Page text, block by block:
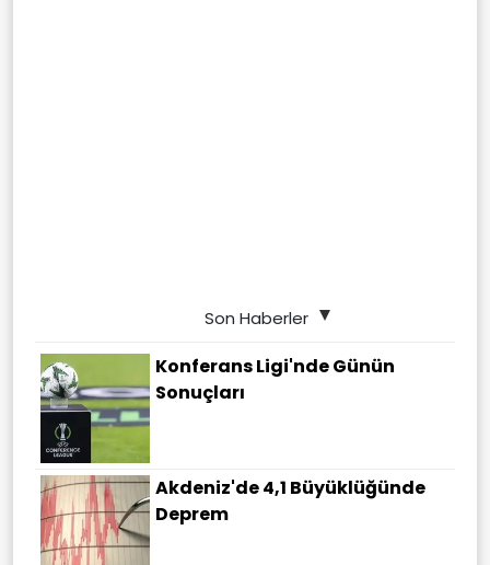
Son Haberler
Konferans Ligi'nde Günün
Sonuçları
Akdeniz'de 4,1 Büyüklüğünde
Deprem